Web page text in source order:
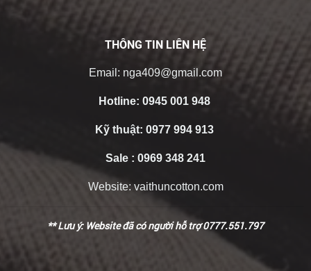
THÔNG TIN LIÊN HỆ
Email: nga409@gmail.com
Hotline: 0945 001 948
Kỹ thuật: 0977 994 913
Sale : 0969 348 241
Website: vaithuncotton.com
** Lưu ý: Website đã có người hỗ trợ 0777.551.797